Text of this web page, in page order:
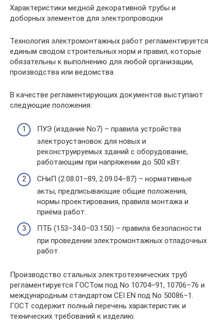
Характеристики медной декоративной трубы и
доборных элементов для электропроводки
Технология электромонтажных работ регламентируется
единым сводом строительных норм и правил, которые
обязательны к выполнению для любой организации,
производства или ведомства.
В качестве регламентирующих документов выступают
следующие положения:
ПУЭ (издание No7) – правила устройства
электроустановок для новых и
реконструируемых зданий с оборудование,
работающим при напряжении до 500 кВт.
СНиП (2.08.01–89, 2.09.04–87) – нормативные
акты, предписывающие общие положения,
нормы проектирования, правила монтажа и
приёма работ.
ПТБ (153–34.0–03.150) – правила безопасности
при проведении электромонтажных отладочных
работ.
Производство стальных электротехнических труб
регламентируется ГОСТом под No 10704–91, 10706–76 и
международным стандартом CEI EN под No 50086–1.
ГОСТ содержит полный перечень характеристик и
технических требований к изделию.